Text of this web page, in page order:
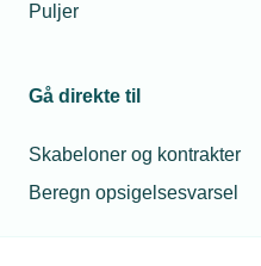
Puljer
Gå direkte til
Skabeloner og kontrakter
Beregn opsigelsesvarsel